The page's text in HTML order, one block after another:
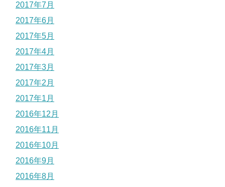
2017年7月
2017年6月
2017年5月
2017年4月
2017年3月
2017年2月
2017年1月
2016年12月
2016年11月
2016年10月
2016年9月
2016年8月